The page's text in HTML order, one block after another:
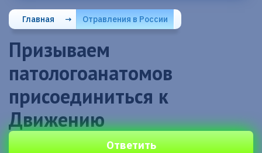
Главная → Отравления в России
Призываем
патологоанатомов
присоединиться к
Движению
Ответить